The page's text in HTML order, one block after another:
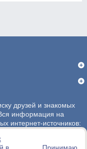
друзей и знакомых
информация на
интернет-источников:
несет.